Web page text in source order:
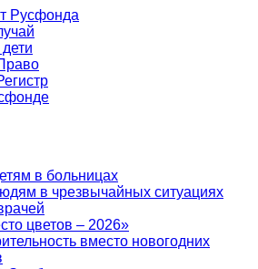
Русфонда
в больницах
в чрезвычайных ситуациях
цветов – 2026»
вместо новогодних